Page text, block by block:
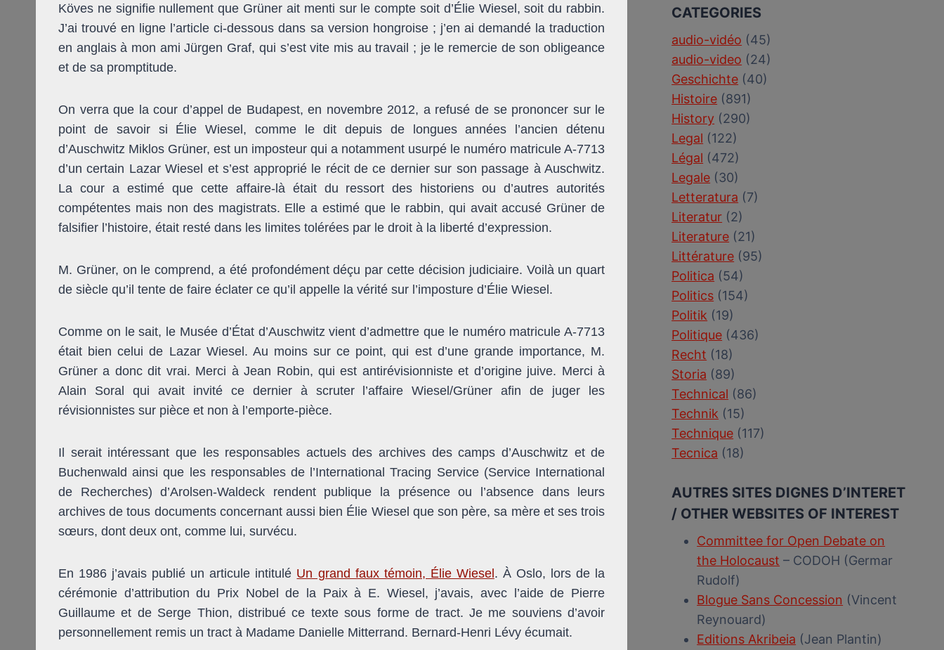
Köves ne signifie nullement que Grüner ait menti sur le compte soit d’Élie Wiesel, soit du rabbin.
J’ai trouvé en ligne l’article ci-dessous dans sa version hongroise ; j’en ai demandé la traduction
en anglais à mon ami Jürgen Graf, qui s’est vite mis au travail ; je le remercie de son obligeance
et de sa promptitude.
On verra que la cour d’appel de Budapest, en novembre 2012, a refusé de se prononcer sur le
point de savoir si Élie Wiesel, comme le dit depuis de longues années l’ancien détenu
d’Auschwitz Miklos Grüner, est un imposteur qui a notamment usurpé le numéro matricule A-7713
d’un certain Lazar Wiesel et s’est approprié le récit de ce dernier sur son passage à Auschwitz.
La cour a estimé que cette affaire-là était du ressort des historiens ou d’autres autorités
compétentes mais non des magistrats. Elle a estimé que le rabbin, qui avait accusé Grüner de
falsifier l’histoire, était resté dans les limites tolérées par le droit à la liberté d’expression.
M. Grüner, on le comprend, a été profondément déçu par cette décision judiciaire. Voilà un quart
de siècle qu’il tente de faire éclater ce qu’il appelle la vérité sur l’imposture d’Élie Wiesel.
Comme on le sait, le Musée d’État d’Auschwitz vient d’admettre que le numéro matricule A-7713
était bien celui de Lazar Wiesel. Au moins sur ce point, qui est d’une grande importance, M.
Grüner a donc dit vrai. Merci à Jean Robin, qui est antirévisionniste et d’origine juive. Merci à
Alain Soral qui avait invité ce dernier à scruter l’affaire Wiesel/Grüner afin de juger les
révisionnistes sur pièce et non à l’emporte-pièce.
Il serait intéressant que les responsables actuels des archives des camps d’Auschwitz et de
Buchenwald ainsi que les responsables de l’International Tracing Service (Service International
de Recherches) d’Arolsen-Waldeck rendent publique la présence ou l’absence dans leurs
archives de tous documents concernant aussi bien Élie Wiesel que son père, sa mère et ses trois
sœurs, dont deux ont, comme lui, survécu.
En 1986 j’avais publié un articule intitulé Un grand faux témoin, Élie Wiesel. À Oslo, lors de la
cérémonie d’attribution du Prix Nobel de la Paix à E. Wiesel, j’avais, avec l’aide de Pierre
Guillaume et de Serge Thion, distribué ce texte sous forme de tract. Je me souviens d’avoir
personnellement remis un tract à Madame Danielle Mitterrand. Bernard-Henri Lévy écumait.
CATEGORIES
audio-vidéo (45)
audio-video (24)
Geschichte (40)
Histoire (891)
History (290)
Legal (122)
Légal (472)
Legale (30)
Letteratura (7)
Literatur (2)
Literature (21)
Littérature (95)
Politica (54)
Politics (154)
Politik (19)
Politique (436)
Recht (18)
Storia (89)
Technical (86)
Technik (15)
Technique (117)
Tecnica (18)
AUTRES SITES DIGNES D’INTERET
/ OTHER WEBSITES OF INTEREST
Committee for Open Debate on
the Holocaust – CODOH (Germar
Rudolf)
Blogue Sans Concession (Vincent
Reynouard)
Editions Akribeia (Jean Plantin)